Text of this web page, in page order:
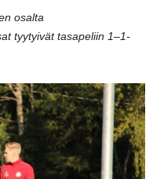
osalta
tyytyivät tasapeliin 1–1-